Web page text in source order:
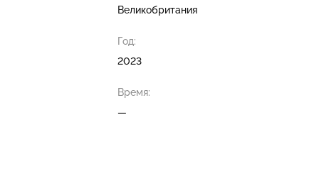
Великобритания
Год:
2023
Время:
—